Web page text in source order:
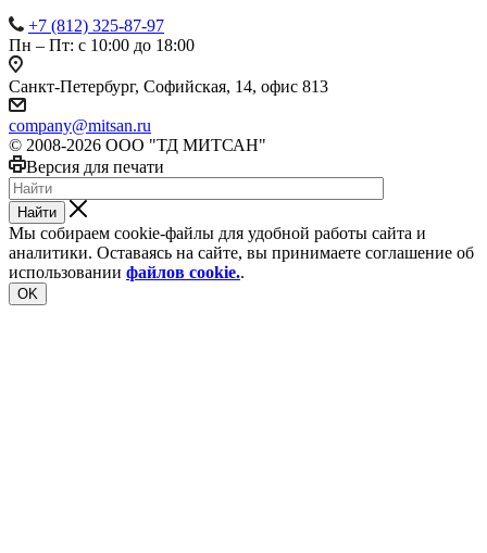
+7 (812) 325-87-97
Пн – Пт: с 10:00 до 18:00
Санкт-Петербург, Софийская, 14, офис 813
company@mitsan.ru
© 2008-2026 ООО "ТД МИТСАН"
Версия для печати
Найти
Мы собираем cookie-файлы для удобной работы сайта и
аналитики. Оставаясь на сайте, вы принимаете соглашение об
использовании файлов cookie..
OK